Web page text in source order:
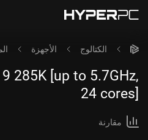
الكتالوج الأجهزة
285K [up to 5.7GHz,
24 cores]
مقارنة